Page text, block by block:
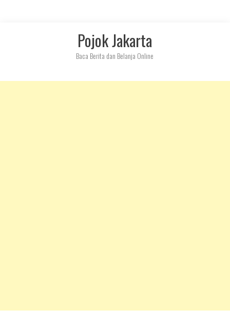
Pojok Jakarta
Baca Berita dan Belanja Online